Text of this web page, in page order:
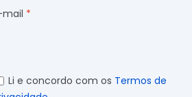
mail
Li e concordo com os Termos de